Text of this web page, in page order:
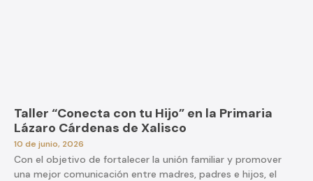
Taller “Conecta con tu Hijo” en la Primaria
Lázaro Cárdenas de Xalisco
10 de junio, 2026
Con el objetivo de fortalecer la unión familiar y promover
una mejor comunicación entre madres, padres e hijos, el